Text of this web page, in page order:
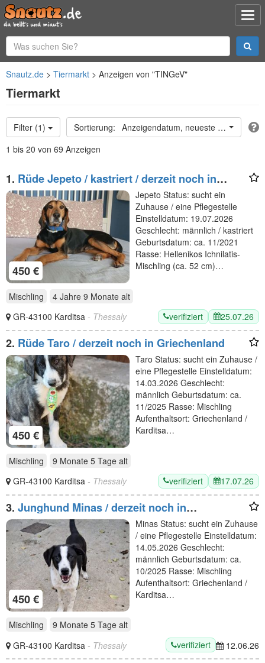
Snautz.de Tiermarkt Anzeigen von "TINGeV"
Tiermarkt
Filter (1)
Anzeigendatum, neueste oben
1 bis 20 von 69 Anzeigen
1. Rüde Jepeto / kastriert / derzeit noch in
Griechenland
450 €
Jepeto Status: sucht ein
Zuhause / eine Pflegestelle
Einstelldatum: 19.07.2026
Geschlecht: männlich / kastriert
Geburtsdatum: ca. 11/2021
Rasse: Hellenikos Ichnilatis-
Mischling (ca. 52 cm)…
Mischling 4 Jahre 9 Monate alt
GR-43100 Karditsa - Thessaly verifiziert 25.07.26
2. Rüde Taro / derzeit noch in Griechenland
450 €
Taro Status: sucht ein Zuhause /
eine Pflegestelle Einstelldatum:
14.03.2026 Geschlecht:
männlich Geburtsdatum: ca.
11/2025 Rasse: Mischling
Aufenthaltsort: Griechenland /
Karditsa…
Mischling 9 Monate 5 Tage alt
GR-43100 Karditsa - Thessaly verifiziert 17.07.26
3. Junghund Minas / derzeit noch in
Griechenland
450 €
Minas Status: sucht ein Zuhause
/ eine Pflegestelle Einstelldatum:
14.05.2026 Geschlecht:
männlich Geburtsdatum: ca.
10/2025 Rasse: Mischling
Aufenthaltsort: Griechenland /
Karditsa…
Mischling 9 Monate 5 Tage alt
GR-43100 Karditsa - Thessaly verifiziert 12.06.26